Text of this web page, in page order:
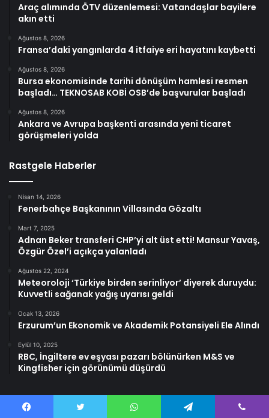
Araç alımında ÖTV düzenlemesi: Vatandaşlar bayilere
akın etti
Ağustos 8, 2026
Fransa’daki yangınlarda 4 itfaiye eri hayatını kaybetti
Ağustos 8, 2026
Bursa ekonomisinde tarihi dönüşüm hamlesi resmen
başladı… TEKNOSAB KOBİ OSB’de başvurular başladı
Ağustos 8, 2026
Ankara ve Avrupa başkenti arasında yeni ticaret
görüşmeleri yolda
Rastgele Haberler
Nisan 14, 2026
Fenerbahçe Başkanının Villasında Gözaltı
Mart 7, 2025
Adnan Beker transferi CHP’yi alt üst etti! Mansur Yavaş,
Özgür Özel’i açıkça yalanladı
Ağustos 22, 2024
Meteoroloji ‘Türkiye birden serinliyor’ diyerek duruydu:
Kuvvetli sağanak yağış uyarısı geldi
Ocak 13, 2026
Erzurum’un Ekonomik ve Akademik Potansiyeli Ele Alındı
Eylül 10, 2025
RBC, İngiltere ev eşyası pazarı bölünürken M&S ve
Kingfisher için görünümü düşürdü